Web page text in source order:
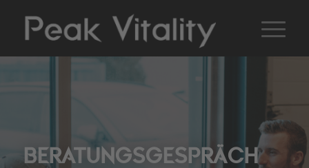
BERATUNGS­GESPRÄCH